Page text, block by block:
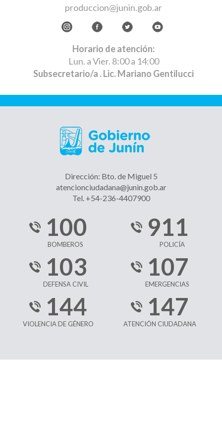
produccion@junin.gob.ar
Horario de atención:
Lun. a Vier. 8:00 a 14:00
Subsecretario/a . Lic. Mariano Gentilucci
Dirección: Bto. de Miguel 5
atencionciudadana@junin.gob.ar
Tel. +54-236-4407900
100
BOMBEROS
911
POLICÍA
103
DEFENSA CIVIL
107
EMERGENCIAS
144
VIOLENCIA DE GÉNERO
147
ATENCIÓN CIUDADANA